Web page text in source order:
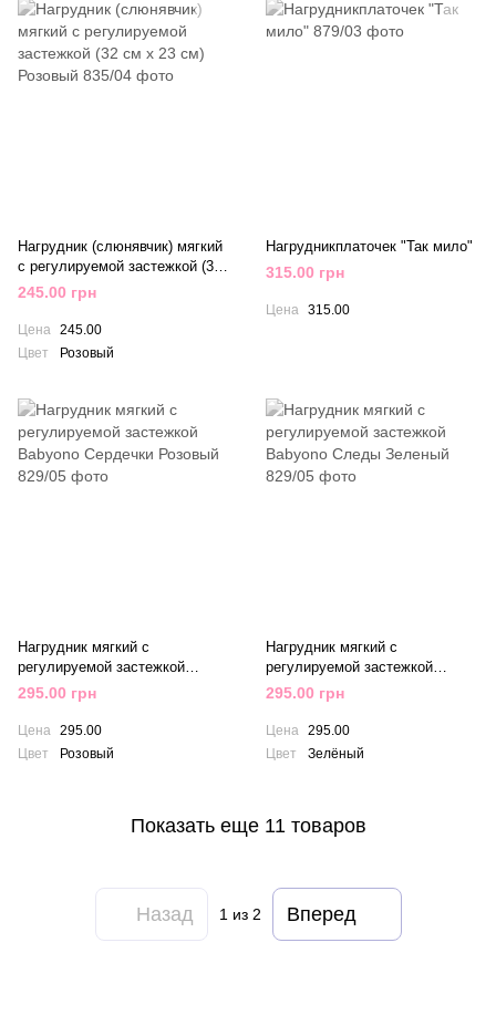
Нагрудник (слюнявчик) мягкий
с регулируемой застежкой (32
см x 23 см) Розовый
245.00 грн
Цена 245.00
Цвет
Розовый
Нагрудникплаточек "Так мило"
315.00 грн
Цена 315.00
Нагрудник мягкий с
регулируемой застежкой
Babyono Сердечки Розовый
295.00 грн
Цена 295.00
Цвет
Розовый
Нагрудник мягкий с
регулируемой застежкой
Babyono Следы Зеленый
295.00 грн
Цена 295.00
Цвет
Зелёный
Показать еще 11 товаров
Назад 1 из 2 Вперед